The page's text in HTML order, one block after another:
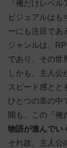
『俺だけレベ
ビジュアルはも
ーにも注目であ
ジャンルは、
であり、その世
しかも、主人公
スピード感とと
ひとつの章の中
開も、この『俺
物語が進んでい
それ故、主人公